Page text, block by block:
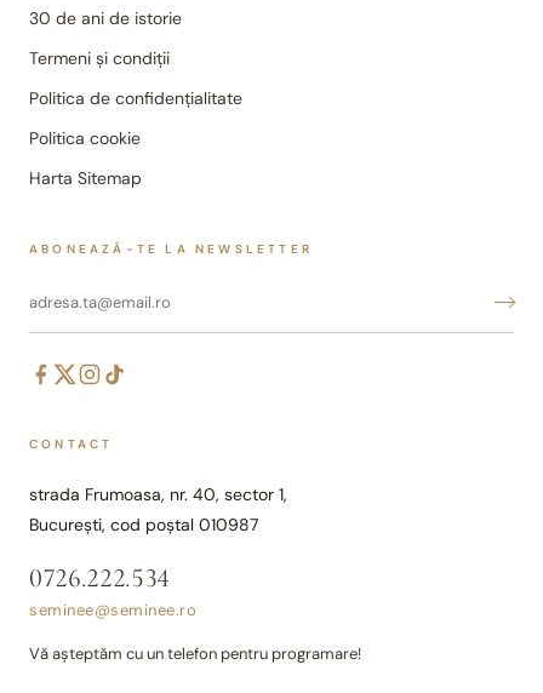
30 de ani de istorie
Termeni și condiții
Politica de confidențialitate
Politica cookie
Harta Sitemap
ABONEAZĂ-TE LA NEWSLETTER
CONTACT
strada Frumoasa, nr. 40, sector 1,
București, cod poștal 010987
0726.222.534
seminee@seminee.ro
Vă așteptăm cu un telefon pentru programare!